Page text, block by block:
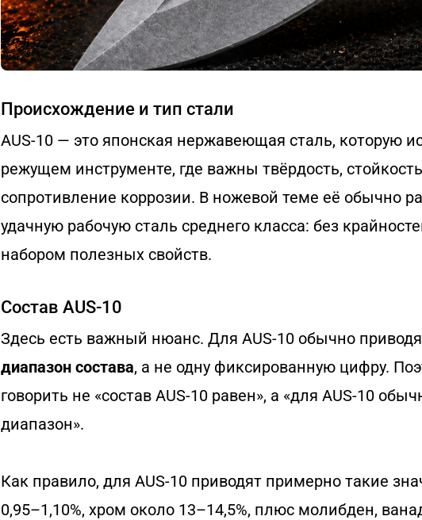
Происхождение и тип стали
AUS-10 — это японская нержавеющая сталь, которую
режущем инструменте, где важны твёрдость,
сопротивление коррозии. В ножевой теме её обычно
удачную рабочую сталь среднего класса: без
набором полезных свойств.
Состав AUS-10
Здесь есть важный нюанс. Для AUS-10 обычно
диапазон состава, а не одну фиксированную цифру.
говорить не «состав AUS-10 равен», а «для AUS-10
диапазон».
Как правило, для AUS-10 приводят примерно такие
0,95–1,10%, хром около 13–14,5%, плюс молибден,